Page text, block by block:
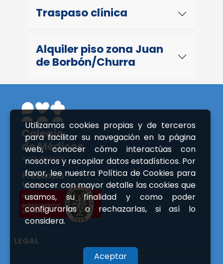
Utilizamos cookies propias y de terceros
para facilitar su navegación en la página
web, conocer cómo interactúas con
nosotros y recopilar datos estadísticos. Por
favor, lee nuestra Política de Cookies para
conocer con mayor detalle las cookies que
usamos, su finalidad y como poder
configurarlas o rechazarlas, si así lo
considera.
Aceptar
Traspaso clínica
Alquiler piso zona Juan
de Borbón/Churra
LEGAL